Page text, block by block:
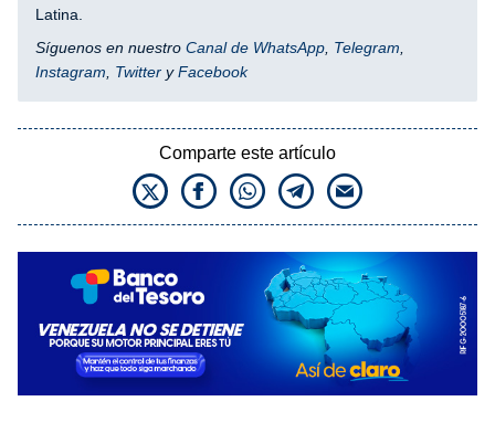
Latina.
Síguenos en nuestro Canal de WhatsApp Telegram
Instagram
Twitter yFacebook
Comparte este artículo